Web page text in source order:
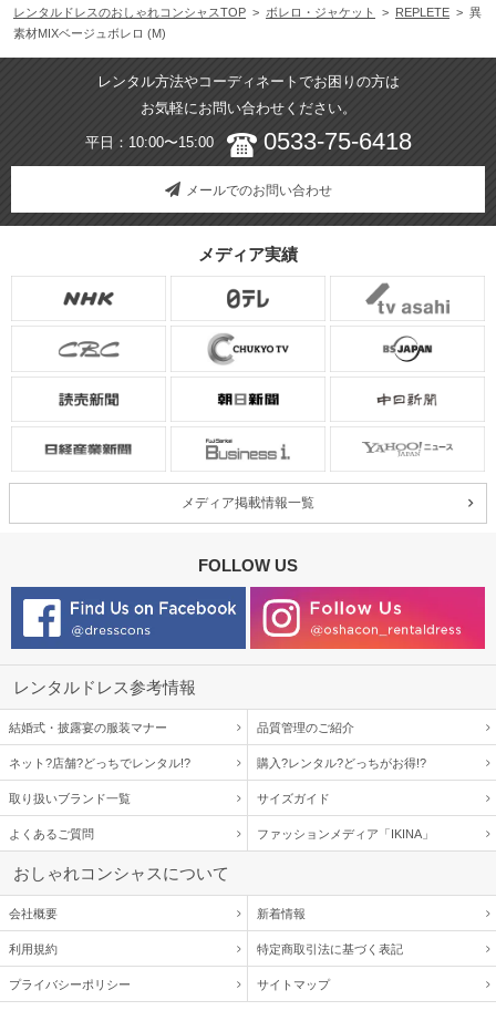
レンタルドレスのおしゃれコンシャスTOP > ボレロ・ジャケット > REPLETE > 異
素材MIXベージュボレロ (M)
レンタル方法やコーディネートでお困りの方は
お気軽にお問い合わせください。
平日：10:00〜15:00 0533-75-6418
メールでのお問い合わせ
メディア実績
メディア掲載情報一覧
FOLLOW US
レンタルドレス参考情報
結婚式・披露宴の服装マナー 品質管理のご紹介
ネット?店舗?どっちでレンタル!? 購入?レンタル?どっちがお得!?
取り扱いブランド一覧 サイズガイド
よくあるご質問 ファッションメディア「IKINA」
おしゃれコンシャスについて
会社概要 新着情報
利用規約 特定商取引法に基づく表記
プライバシーポリシー サイトマップ